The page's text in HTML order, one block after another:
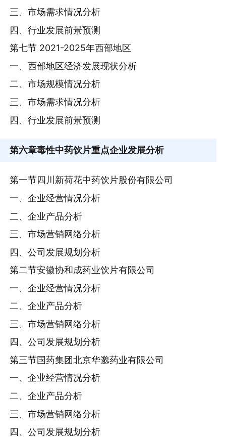
三、市场需求情况分析
四、行业发展前景预测
第七节 2021-2025年西部地区
一、西部地区经济发展现状分析
二、市场规模情况分析
三、市场需求情况分析
四、行业发展前景预测
第六章毒性中药饮片重点企业发展分析
第一节四川新荷花中药饮片股份有限公司
一、企业经营情况分析
二、企业产品分析
三、市场营销网络分析
四、公司发展规划分析
第二节安徽协和成药业饮片有限公司
一、企业经营情况分析
二、企业产品分析
三、市场营销网络分析
四、公司发展规划分析
第三节国药集团北京华邈药业有限公司
一、企业经营情况分析
二、企业产品分析
三、市场营销网络分析
四、公司发展规划分析